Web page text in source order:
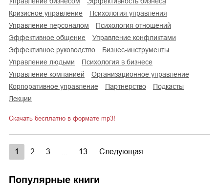
кризисное управление
психология управления
управление персоналом
психология отношений
эффективное общение
управление конфликтами
эффективное руководство
бизнес-инструменты
управление людьми
психология в бизнесе
управление компанией
организационное управление
корпоративное управление
партнерство
подкасты
лекции
Скачать бесплатно в формате mp3!
1 2 3 13 Следующая
Популярные книги